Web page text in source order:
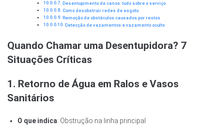
Desentupimento de canos: tudo sobre o serviço
Como desobstruir redes de esgoto
Remoção de obstáculos causados por restos
Detecção de vazamentos e vazamento oculto
Quando Chamar uma Desentupidora? 7
Situações Críticas
1. Retorno de Água em Ralos e Vasos
Sanitários
O que indica: Obstrução na linha principal